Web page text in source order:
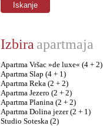
Izbira apartmaja
Apartma Vršac »de luxe« (4 + 2)
Apartma Slap (4 + 1)
Apartma Reka (2 + 2)
Apartma Jezero (2 + 2)
Apartma Planina (2 + 2)
Apartma Dolina jezer (2 + 1)
Studio Soteska (2)